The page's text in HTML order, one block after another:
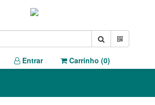
Entrar Carrinho (0)